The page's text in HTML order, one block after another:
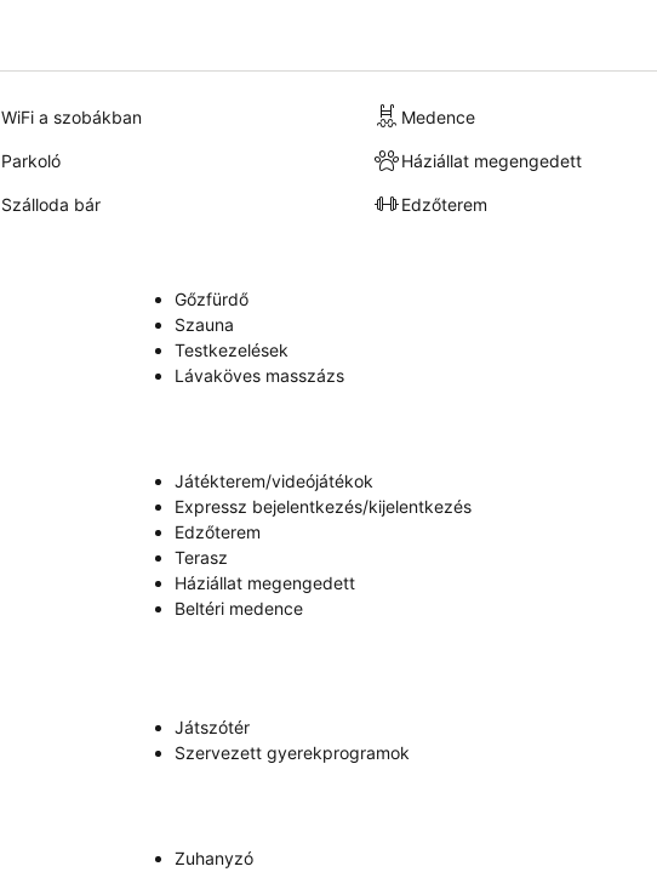
WiFi a szobákban Medence
Parkoló Háziállat megengedett
Szálloda bár
Edzőterem
Gőzfürdő
Szauna
Testkezelések
Lávaköves masszázs
Játékterem/videójátékok
Expressz bejelentkezés/kijelentkezés
Edzőterem
Terasz
Háziállat megengedett
Beltéri medence
Játszótér
Szervezett gyerekprogramok
Zuhanyzó